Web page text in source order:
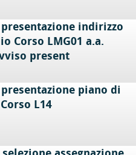
indirizzo
Corso LMG01 a.a.
present
piano di
L14